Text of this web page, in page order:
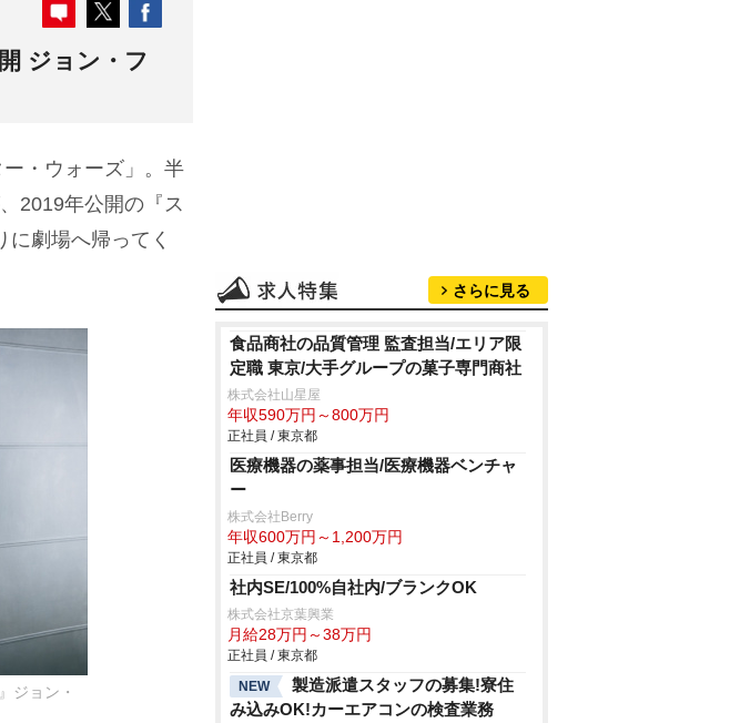
ジョン・フ
・ウォーズ」。半
2019年公開の『ス
劇場へ帰ってく
ジョン・
さらに見る
食品商社の品質管理 監査担当/エリア限
定職 東京/大手グループの菓子専門商社
株式会社山星屋
年収590万円～800万円
正社員 / 東京都
医療機器の薬事担当/医療機器ベンチャ
ー
株式会社Berry
年収600万円～1,200万円
正社員 / 東京都
社内SE/100%自社内/ブランクOK
株式会社京葉興業
月給28万円～38万円
正社員 / 東京都
NEW
製造派遣スタッフの募集!寮住
み込みOK!カーエアコンの検査業務